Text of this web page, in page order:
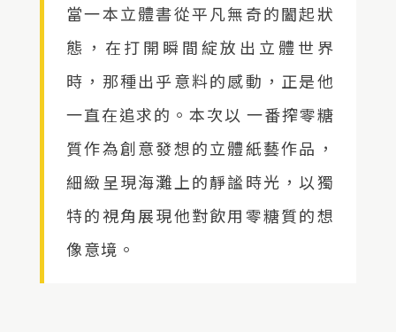
當一本立體書從平凡無奇的闔起狀
態，在打開瞬間綻放出立體世界
時，那種出乎意料的感動，正是他
一直在追求的。本次以 一番搾零糖
質作為創意發想的立體紙藝作品，
細緻呈現海灘上的靜謐時光，以獨
特的視角展現他對飲用零糖質的想
像意境。